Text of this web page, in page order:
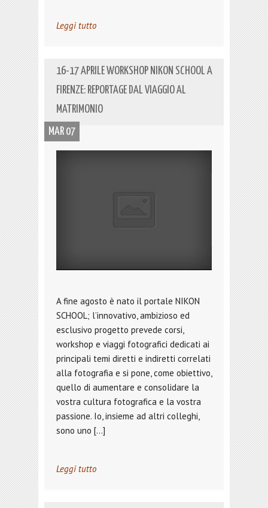
Leggi tutto
16-17 APRILE WORKSHOP NIKON SCHOOL A
FIRENZE: REPORTAGE DAL VIAGGIO AL
MATRIMONIO
MAR 07
A fine agosto è nato il portale NIKON
SCHOOL; l’innovativo, ambizioso ed
esclusivo progetto prevede corsi,
workshop e viaggi fotografici dedicati ai
principali temi diretti e indiretti correlati
alla fotografia e si pone, come obiettivo,
quello di aumentare e consolidare la
vostra cultura fotografica e la vostra
passione. Io, insieme ad altri colleghi,
sono uno […]
Leggi tutto